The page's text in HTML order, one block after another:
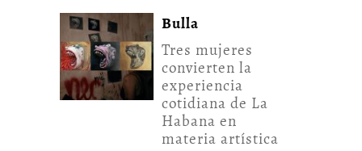
Bulla
Tres mujeres
convierten la
experiencia
cotidiana de La
Habana en
materia artística